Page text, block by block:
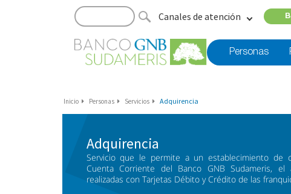
Canales de atención
Personas
Inicio Personas Servicios Adquirencia
Adquirencia
Servicio que le permite a un establecimiento de
Cuenta Corriente del Banco GNB Sudameris,
realizadas con Tarjetas Débito y Crédito de las